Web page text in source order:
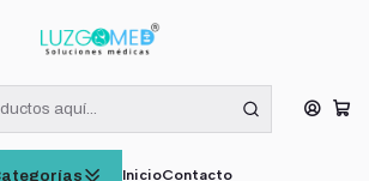
InicioContacto
DE LUNES A VIERNES HASTA LAS 16:00
SUPLEMENTOS ALIMENTICIOS
Miel Spray 30ml Garganta Irritacion